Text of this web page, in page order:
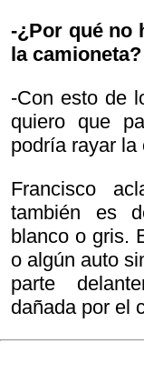
-¿Por qué no
la camioneta?
-Con esto de
quiero que
podría rayar la
Francisco
también es
blanco o gris.
o algún auto
parte
dañada por el